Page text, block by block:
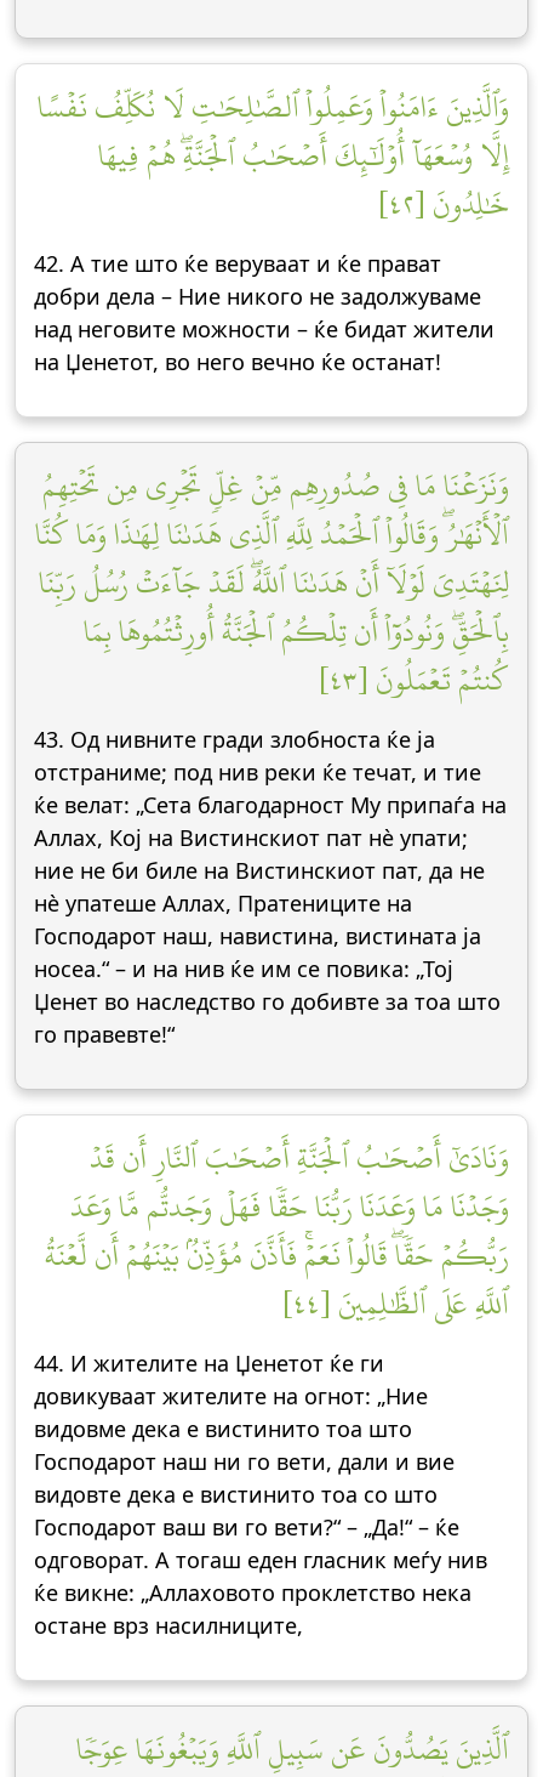
وَٱلَّذِينَ ءَامَنُواْ وَعَمِلُواْ ٱلصَّٰلِحَٰتِ لَا نُكَلِّفُ نَفۡسًا
إِلَّا وُسۡعَهَآ أُوْلَٰٓئِكَ أَصۡحَٰبُ ٱلۡجَنَّةِۖ هُمۡ فِيهَا
خَٰلِدُونَ [٤٢]
42. А тие што ќе веруваат и ќе прават
добри дела – Ние никого не задолжуваме
над неговите можности – ќе бидат жители
на Џенетот, во него вечно ќе останат!
وَنَزَعۡنَا مَا فِي صُدُورِهِم مِّنۡ غِلّٖ تَجۡرِي مِن تَحۡتِهِمُ
ٱلۡأَنۡهَٰرُۖ وَقَالُواْ ٱلۡحَمۡدُ لِلَّهِ ٱلَّذِي هَدَىٰنَا لِهَٰذَا وَمَا كُنَّا
لِنَهۡتَدِيَ لَوۡلَآ أَنۡ هَدَىٰنَا ٱللَّهُۖ لَقَدۡ جَآءَتۡ رُسُلُ رَبِّنَا
بِٱلۡحَقِّۖ وَنُودُوٓاْ أَن تِلۡكُمُ ٱلۡجَنَّةُ أُورِثۡتُمُوهَا بِمَا
كُنتُمۡ تَعۡمَلُونَ [٤٣]
43. Од нивните гради злобноста ќе ја
отстраниме; под нив реки ќе течат, и тие
ќе велат: „Сета благодарност Му припаѓа на
Аллах, Кој на Вистинскиот пат нè упати;
ние не би биле на Вистинскиот пат, да не
нè упатеше Аллах, Пратениците на
Господарот наш, навистина, вистината ја
носеа.“ – и на нив ќе им се повика: „Тој
Џенет во наследство го добивте за тоа што
го правевте!“
وَنَادَىٰٓ أَصۡحَٰبُ ٱلۡجَنَّةِ أَصۡحَٰبَ ٱلنَّارِ أَن قَدۡ
وَجَدۡنَا مَا وَعَدَنَا رَبُّنَا حَقّٗا فَهَلۡ وَجَدتُّم مَّا وَعَدَ
رَبُّكُمۡ حَقّٗاۖ قَالُواْ نَعَمۡۚ فَأَذَّنَ مُؤَذِّنُۢ بَيۡنَهُمۡ أَن لَّعۡنَةُ
ٱللَّهِ عَلَى ٱلظَّٰلِمِينَ [٤٤]
44. И жителите на Џенетот ќе ги
довикуваат жителите на огнот: „Ние
видовме дека е вистинито тоа што
Господарот наш ни го вети, дали и вие
видовте дека е вистинито тоа со што
Господарот ваш ви го вети?“ – „Да!“ – ќе
одговорат. А тогаш еден гласник меѓу нив
ќе викне: „Аллаховото проклетство нека
остане врз насилниците,
ٱلَّذِينَ يَصُدُّونَ عَن سَبِيلِ ٱللَّهِ وَيَبۡغُونَهَا عِوَجٗا